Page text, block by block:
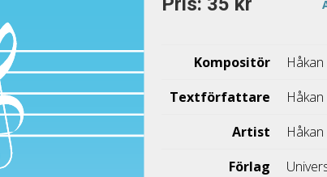
Kompositör
Textförfattare
Artist
Förlag